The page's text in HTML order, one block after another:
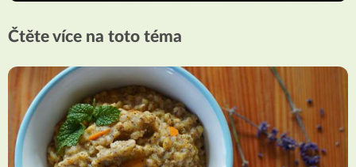
Čtěte více na toto téma